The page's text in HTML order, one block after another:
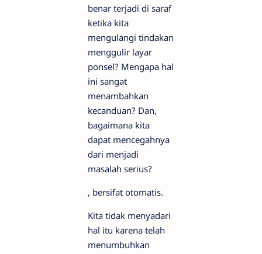
benar terjadi di saraf
ketika kita
mengulangi tindakan
menggulir layar
ponsel? Mengapa hal
ini sangat
menambahkan
kecanduan? Dan,
bagaimana kita
dapat mencegahnya
dari menjadi
masalah serius?
, bersifat otomatis.
Kita tidak menyadari
hal itu karena telah
menumbuhkan